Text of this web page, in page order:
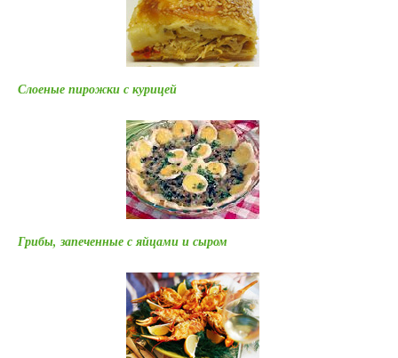
Слоеные пирожки с курицей
Грибы, запеченные с яйцами и сыром